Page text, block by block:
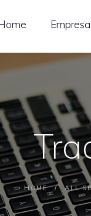
Empresa
HOME ALL